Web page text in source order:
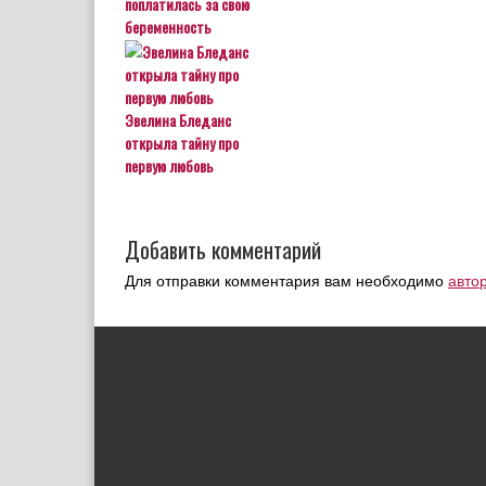
беременность
Эвелина Бледанс
открыла тайну про
первую любовь
Добавить комментарий
Для отправки комментария вам необходимо